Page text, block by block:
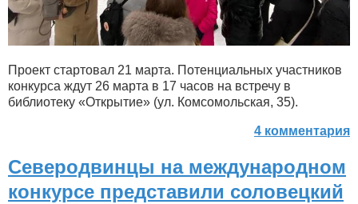
Проект стартовал 21 марта. Потенциальных участников
конкурса ждут 26 марта в 17 часов на встречу в
библиотеку «Открытие» (ул. Комсомольская, 35).
4 комментария
Северодвинцы на международном
конкурсе представили соловецкий